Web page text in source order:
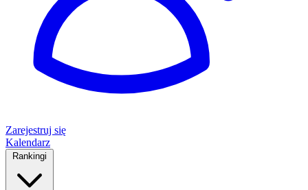
Zarejestruj się
Kalendarz
Rankingi